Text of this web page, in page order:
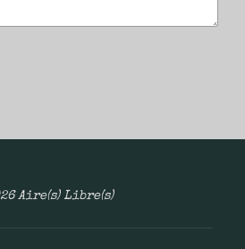
Aire(s) Libre(s)